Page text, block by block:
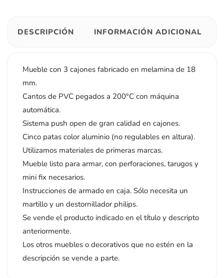
DESCRIPCIÓN INFORMACIÓN ADICIONAL
Mueble con 3 cajones fabricado en melamina de 18
mm.
Cantos de PVC pegados a 200°C con máquina
automática.
Sistema push open de gran calidad en cajones.
Cinco patas color aluminio (no regulables en altura).
Utilizamos materiales de primeras marcas.
Mueble listo para armar, con perforaciones, tarugos y
mini fix necesarios.
Instrucciones de armado en caja. Sólo necesita un
martillo y un destornillador philips.
Se vende el producto indicado en el título y descripto
anteriormente.
Los otros muebles o decorativos que no estén en la
descripción se vende a parte.